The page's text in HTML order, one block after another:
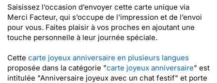
Saisissez l’occasion d’envoyer cette carte unique via
Merci Facteur, qui s’occupe de l’impression et de l’envoi
pour vous. Faites plaisir à vos proches en ajoutant une
touche personnelle à leur journée spéciale.
Cette carte joyeux anniversaire en plusieurs langues
proposée dans la catégorie "carte joyeux anniversaire" est
intitulée "Anniversaire joyeux avec un chat festif" et porte